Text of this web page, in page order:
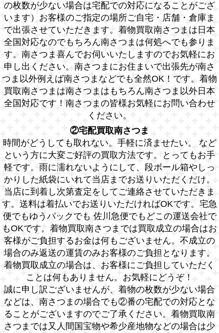
の枚数が少ない場合は宅配での対応になることがござ
います）お客様のご指定の場所ご自宅・店舗・倉庫ま
で出張させていただきます。着物買取南さつまは日本
全国対応なのでもちろん南さつまは何処へでも参りま
す。南さつま喜んでお伺いいたしますのでお気軽にお
申し出ください。南さつまにお住まいで出張先が南さ
つま以外例えば南さつまなどでも全然OK！です。着物
買取南さつまは南さつまはもちろん南さつま以外日本
全国対応です！南さつまの皆様お気軽にお問い合わせ
ください。
②宅配買取南さつま
時間がどうしても取れない。手軽に済ませたい。 など
という方に大変ご好評の買取方法です。とってもお手
軽です。雨に濡れないようにして、段ボール箱やしっ
かりした紙袋にいれて当店までお送りいただくだけ。
当店に到着し次第査定をしてご連絡させていただきま
す。送料は着払いでお送りいただければOKです。宅急
便でもゆうパックでも 佐川急便でもどこの運送会社で
もOKです。着物買取南さつまでは買取成立の場合はお
客様がご負担するお金は何もございません。不成立の
場合のみ返送の運賃のみお客様のご負担となります。
着物買取成立の場合は、お客様にご負担していただく
ことは何もありません。お気軽にどうぞ！
誠に申し訳ございませんが、着物の枚数が少ない場合
などは、南さつまの場合でも②番の宅配での対応とな
ることがございますのでご了承ください。着物買取南
さつまでは又人間国宝物や希少産地物などの場合は少